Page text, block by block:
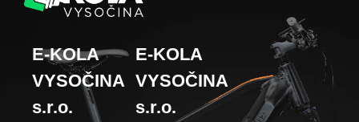
E-KOLA
VYSOČINA
s.r.o.
E-KOLA
VYSOČINA
s.r.o.